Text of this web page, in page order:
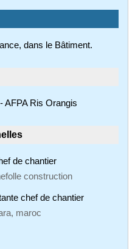
dans le Bâtiment.
AFPA Ris Orangis
de chantier
construction
chef de chantier
maroc